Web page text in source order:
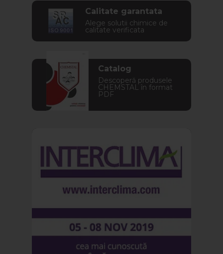
Calitate garantata
Alege solutii chimice de
calitate verificata
Catalog
Descoperă produsele
CHEMSTAL în format
PDF